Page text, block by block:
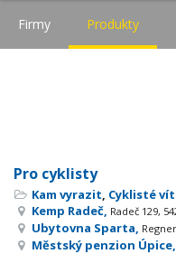
Firmy Produkty
Pro cyklisty
Kam vyrazit, Cyklisté
Kemp Radeč, Radeč 129,
Ubytovna Sparta,
Městský penzion Úpice,